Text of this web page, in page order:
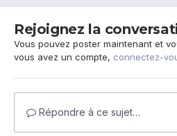
Rejoignez la
Vous pouvez poster maintenant et
vous avez un compte, connectez-
Répondre à ce sujet…